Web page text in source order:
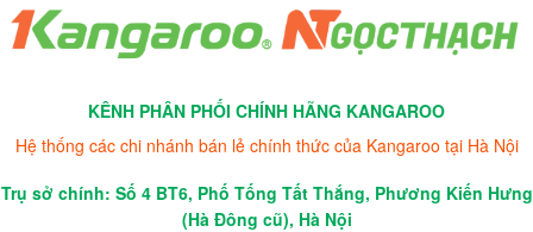
KÊNH PHÂN PHỐI CHÍNH HÃNG KANGAROO
Hệ thống các chi nhánh bán lẻ chính thức của Kangaroo tại Hà Nội
Trụ sở chính: Số 4 BT6, Phố Tống Tất Thắng, Phương Kiến Hưng
(Hà Đông cũ), Hà Nội